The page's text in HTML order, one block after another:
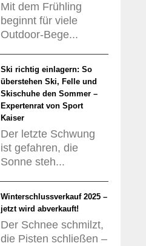
Mit dem Frühling
beginnt für viele
Outdoor-Bege...
Ski richtig einlagern: So
überstehen Ski, Felle und
Skischuhe den Sommer –
Expertenrat von Sport
Kaiser
Der letzte Schwung
ist gefahren, die
Sonne steh...
Winterschlussverkauf 2025 –
jetzt wird abverkauft!
Der Schnee schmilzt,
die Pisten schließen –